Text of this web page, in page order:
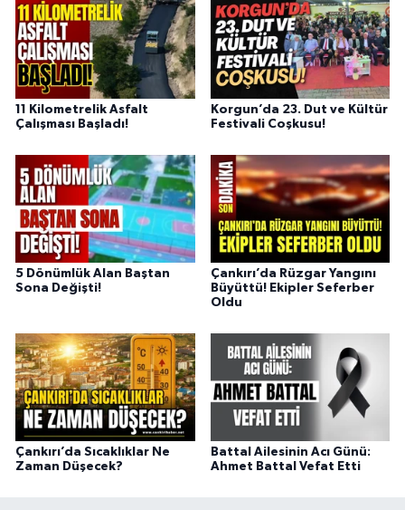
11 Kilometrelik Asfalt
Çalışması Başladı!
Korgun’da 23. Dut ve Kültür
Festivali Coşkusu!
5 Dönümlük Alan Baştan
Sona Değişti!
Çankırı’da Rüzgar Yangını
Büyüttü! Ekipler Seferber
Oldu
Çankırı’da Sıcaklıklar Ne
Zaman Düşecek?
Battal Ailesinin Acı Günü:
Ahmet Battal Vefat Etti